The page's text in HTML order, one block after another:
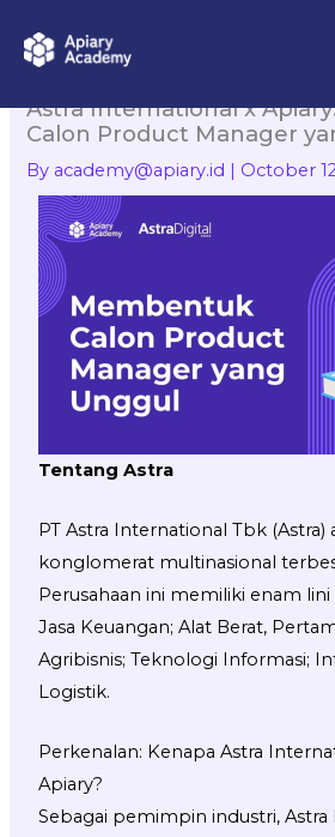
Astra International x
Calon Product Manager
By academy@apiary.id | October
Tentang Astra
PT Astra International Tbk (Astra)
konglomerat multinasional
Perusahaan ini memiliki enam
Jasa Keuangan; Alat Berat,
Agribisnis; Teknologi Informasi;
Logistik.
Perkenalan: Kenapa Astra
Apiary?
Sebagai pemimpin industri, Astra